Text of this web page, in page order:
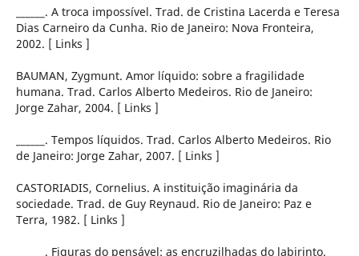
______. A troca impossível. Trad. de Cristina Lacerda e Teresa
Dias Carneiro da Cunha. Rio de Janeiro: Nova Fronteira,
2002. [ Links ]
BAUMAN, Zygmunt. Amor líquido: sobre a fragilidade
humana. Trad. Carlos Alberto Medeiros. Rio de Janeiro:
Jorge Zahar, 2004. [ Links ]
______. Tempos líquidos. Trad. Carlos Alberto Medeiros. Rio
de Janeiro: Jorge Zahar, 2007. [ Links ]
CASTORIADIS, Cornelius. A instituição imaginária da
sociedade. Trad. de Guy Reynaud. Rio de Janeiro: Paz e
Terra, 1982. [ Links ]
______. Figuras do pensável: as encruzilhadas do labirinto.